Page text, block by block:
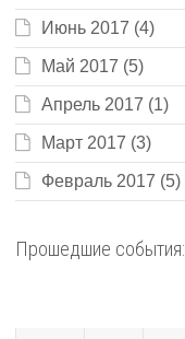
Июнь 2017 (4)
Май 2017 (5)
Апрель 2017 (1)
Март 2017 (3)
Февраль 2017 (5)
Прошедшие события: